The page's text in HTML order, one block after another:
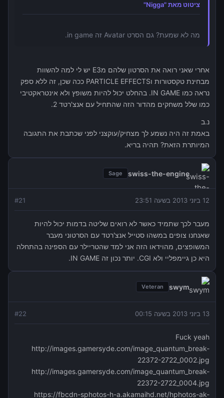
ציטוט מאת "Nigga"
מה לא שמעת? גם הסרט Avatar זה in game.
אחרי שאני רואה את הסרטון שלהם מE3 יש לי למה להשוות
מבחינת טקסטורות וPARTICLE EFFECTS ככה שכן, זה ללא ספק
נראה כמו IN GAME. בהחלט יכול להיות משופץ ולא אינטראקטיבי
כמו שלל משחקים מהדור הזה שהתחיל עם אנצ'רטד 2.
נ.ב
באמת זה היה נשמע לך מצחיק/עוקצני לפני שכתבת את התגובה
המיותרת הזאת? תהיה בריא.
swiss-the-engine
Sage
12 ביוני 2013 בשעה 23:51 #21
מעבר לכך שתמיד כאשר לא רואים שליטה בדמות יכול להיות
שאנחנו צופים במשהו סטייל אנצ'רטד עם הסרטוני מעבר
המשופצים, מהוידאו הזה אני למד שהטריילר עם הספינה בהתחלה
היא כן גיימפליי ולא CGI. יותר נכון זה IN GAME.
swym
Veteran
13 ביוני 2013 בשעה 00:15 #22
Fuck yeah
http://images.gamersyde.com/image_quantum_break-
22372-2722_0002.jpg
http://images.gamersyde.com/image_quantum_break-
22372-2722_0004.jpg
https://fbcdn-sphotos-h-a.akamaihd.net/hphotos-ak-